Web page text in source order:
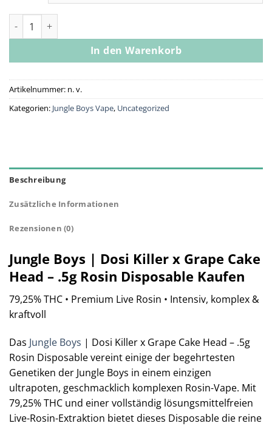
Jungle Boys | Dosi Killer x Grape Cake Head - .5g Rosin
In den Warenkorb
Artikelnummer: n. v.
Kategorien: Jungle Boys Vape, Uncategorized
Beschreibung
Zusätzliche Informationen
Rezensionen (0)
Jungle Boys | Dosi Killer x Grape Cake
Head – .5g Rosin Disposable Kaufen
79,25% THC • Premium Live Rosin • Intensiv, komplex &
kraftvoll
Das Jungle Boys | Dosi Killer x Grape Cake Head – .5g
Rosin Disposable vereint einige der begehrtesten
Genetiken der Jungle Boys in einem einzigen
ultrapoten, geschmacklich komplexen Rosin-Vape. Mit
79,25% THC und einer vollständig lösungsmittelfreien
Live-Rosin-Extraktion bietet dieses Disposable die reine